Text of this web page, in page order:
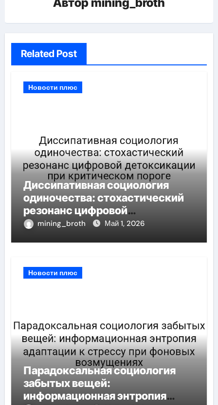
Related Post
Новости плюс
Диссипативная социология
одиночества: стохастический
резонанс цифровой
детоксикации при критическом
mining_broth Май 1, 2026
Новости плюс
Парадоксальная социология
забытых вещей:
информационная энтропия